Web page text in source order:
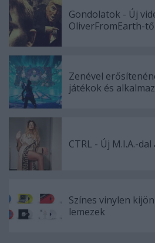
Gondolatok - Új
OliverFromEarth-
Zenével
játékok és
CTRL - Új M.I.A.-
Színes vinylen
lemezek